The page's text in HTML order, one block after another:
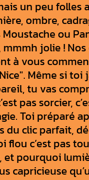
un peu folles
ombre,
ou
jolie !
à vous
Même si toi
tu vas
pas sorcier,
Toi préparé
du clic parfait,
flou c’est pas
et pourquoi
capricieuse